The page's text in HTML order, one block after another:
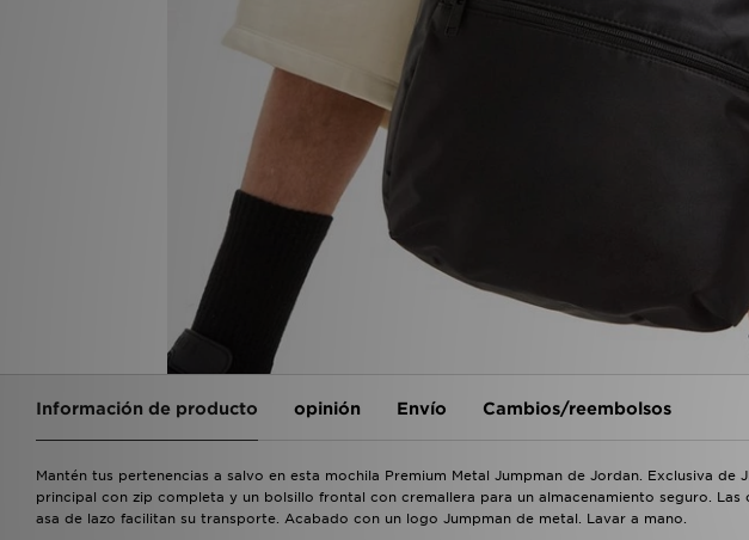
Información de producto opinión Envío Cambios/reembolsos
Mantén tus pertenencias a salvo en esta mochila Premium Metal Jumpman de Jordan. Exclusiva de
principal con zip completa y un bolsillo frontal con cremallera para un almacenamiento seguro. Las
asa de lazo facilitan su transporte. Acabado con un logo Jumpman de metal. Lavar a mano.